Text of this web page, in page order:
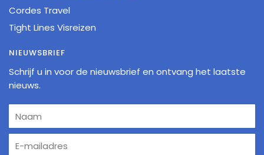
Cordes Travel
Tight Lines Visreizen
NIEUWSBRIEF
Schrijf u in voor de nieuwsbrief en ontvang het laatste
nieuws.